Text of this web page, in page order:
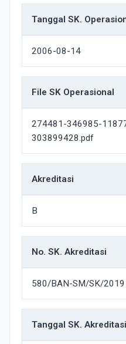
Tanggal SK.
2006-08-14
File SK Operasional
274481-346985-
303899428.pdf
Akreditasi
B
No. SK. Akreditasi
580/BAN-SM/SK/2019
Tanggal SK. Akreditasi